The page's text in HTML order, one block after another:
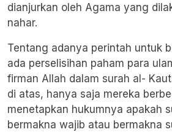
dianjurkan oleh Agama yang
nahar.
Tentang adanya perintah untuk
ada perselisihan paham para
firman Allah dalam surah al-
di atas, hanya saja mereka
menetapkan hukumnya apakah
bermakna wajib atau bermakna